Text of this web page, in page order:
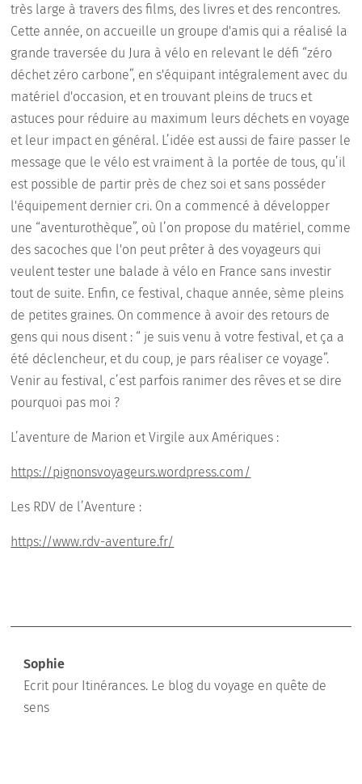
très large à travers des films, des livres et des rencontres.
Cette année, on accueille un groupe d'amis qui a réalisé la
grande traversée du Jura à vélo en relevant le défi “zéro
déchet zéro carbone”, en s'équipant intégralement avec du
matériel d'occasion, et en trouvant pleins de trucs et
astuces pour réduire au maximum leurs déchets en voyage
et leur impact en général. L’idée est aussi de faire passer le
message que le vélo est vraiment à la portée de tous, qu’il
est possible de partir près de chez soi et sans posséder
l'équipement dernier cri. On a commencé à développer
une “aventurothèque”, où l’on propose du matériel, comme
des sacoches que l'on peut prêter à des voyageurs qui
veulent tester une balade à vélo en France sans investir
tout de suite. Enfin, ce festival, chaque année, sème pleins
de petites graines. On commence à avoir des retours de
gens qui nous disent : “ je suis venu à votre festival, et ça a
été déclencheur, et du coup, je pars réaliser ce voyage”.
Venir au festival, c’est parfois ranimer des rêves et se dire
pourquoi pas moi ?
L’aventure de Marion et Virgile aux Amériques :
https://pignonsvoyageurs.wordpress.com/
Les RDV de l’Aventure :
https://www.rdv-aventure.fr/
Sophie
Ecrit pour Itinérances. Le blog du voyage en quête de
sens